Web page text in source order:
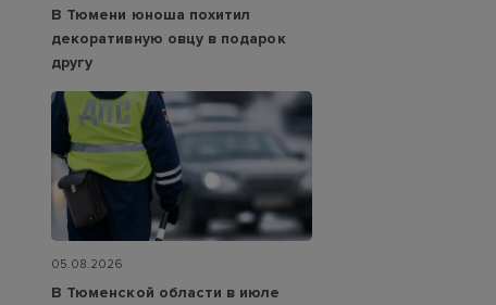
В Тюмени юноша похитил
декоративную овцу в подарок
другу
05.08.2026
В Тюменской области в июле